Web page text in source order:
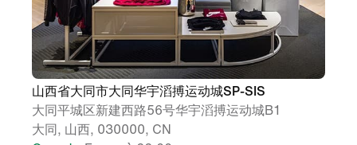
山西省大同市大同华宇滔搏运动城SP-SIS
大同平城区新建西路56号华宇滔搏运动城B1
大同, 山西, 030000, CN